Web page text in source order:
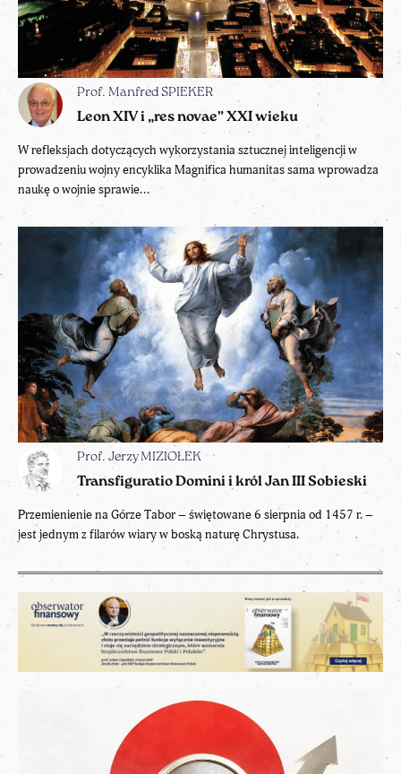
Prof. Manfred SPIEKER
Leon XIV i „res novae” XXI wieku
W refleksjach dotyczących wykorzystania sztucznej inteligencji w
prowadzeniu wojny encyklika Magnifica humanitas sama wprowadza
naukę o wojnie sprawie...
Prof. Jerzy MIZIOŁEK
Transfiguratio Domini i król Jan III Sobieski
Przemienienie na Górze Tabor – świętowane 6 sierpnia od 1457 r. –
jest jednym z filarów wiary w boską naturę Chrystusa.